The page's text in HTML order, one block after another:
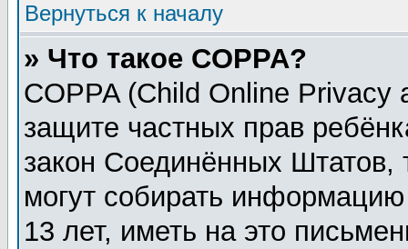
Вернуться к началу
» Что такое COPPA?
COPPA (Child Online Privacy
защите частных прав
закон Соединённых Штатов,
могут собирать
13 лет, иметь на это